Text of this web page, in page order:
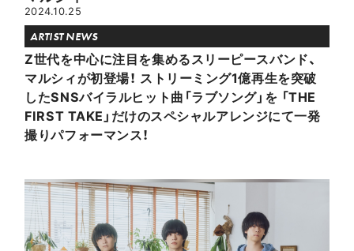
2024.10.25
ARTIST NEWS
Z世代を中心に注目を集めるスリーピースバンド、
マルシィが初登場！ ストリーミング1億再生を突破
したSNSバイラルヒット曲「ラブソング」を 「THE
FIRST TAKE」だけのスペシャルアレンジにて一発
撮りパフォーマンス！